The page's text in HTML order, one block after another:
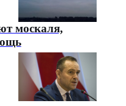
москаля,